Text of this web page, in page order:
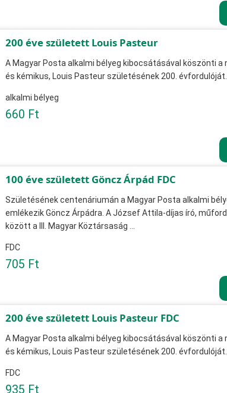
200 éve született Louis Pasteur
A Magyar Posta alkalmi bélyeg kibocsátásával köszönti a
és kémikus, Louis Pasteur születésének 200. évfordulóját.
alkalmi bélyeg
660 Ft
100 éve született Göncz Árpád FDC
Születésének centenáriumán a Magyar Posta alkalmi
emlékezik Göncz Árpádra. A József Attila-díjas író,
között a III. Magyar Köztársaság ...
FDC
705 Ft
200 éve született Louis Pasteur FDC
A Magyar Posta alkalmi bélyeg kibocsátásával köszönti a
és kémikus, Louis Pasteur születésének 200. évfordulóját.
FDC
935 Ft